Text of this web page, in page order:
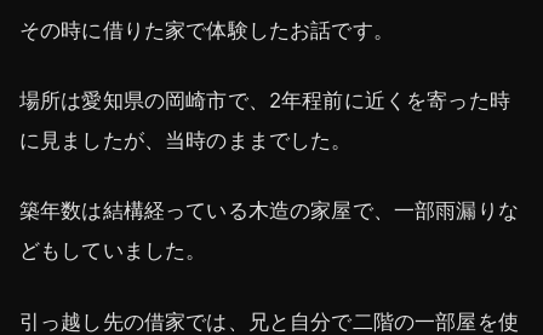
その時に借りた家で体験したお話です。
場所は愛知県の岡崎市で、2年程前に近くを寄った時
に見ましたが、当時のままでした。
築年数は結構経っている木造の家屋で、一部雨漏りな
どもしていました。
引っ越し先の借家では、兄と自分で二階の一部屋を使